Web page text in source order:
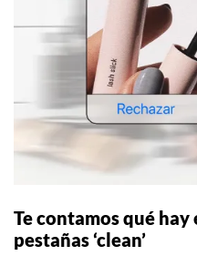
Te contamos qué hay
pestañas ‘clean’